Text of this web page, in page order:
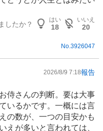
したか？
はい
18
いいえ
20
No.3926047
2026/8/9 7:18報告
侍さんの判断。要は大事
いるかです。一概には言
の数が、一つの目安かも
えが多いと言われては、